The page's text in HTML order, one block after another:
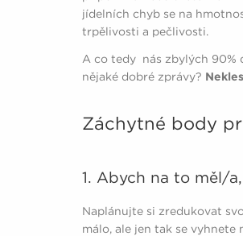
jídelních chyb se na
trpělivosti a pečlivosti.
A co tedy nás zbylých 90%
nějaké dobré zprávy?
Záchytné body
1. Abych na to měl/
Naplánujte si zredukovat
málo, ale jen tak se